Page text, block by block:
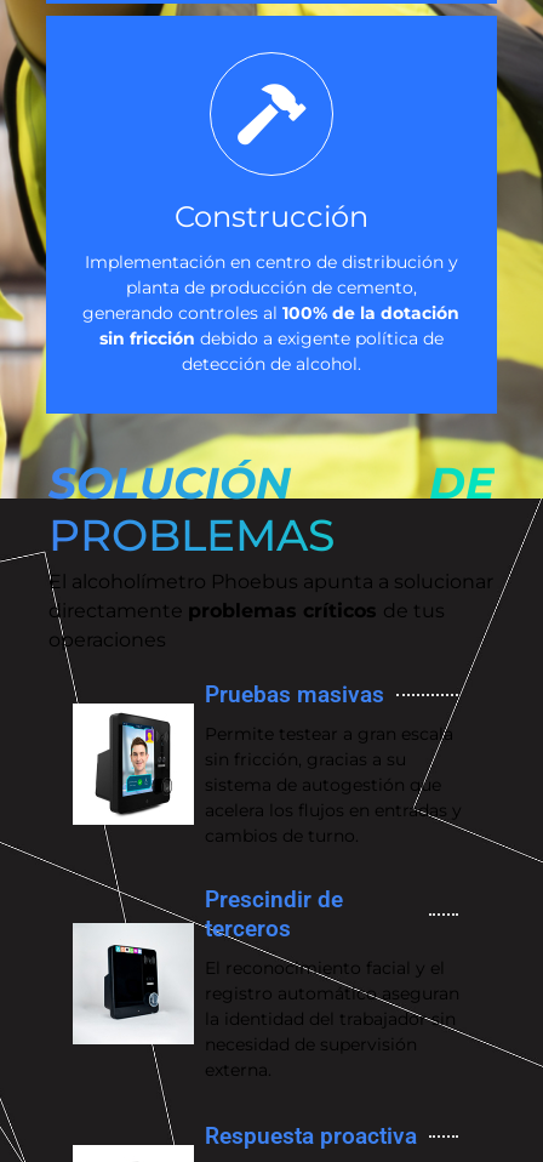
Construcción
Implementación en centro de distribución y
planta de producción de cemento,
generando controles al100% de la dotación
sin fricción debido a exigente política de
detección de alcohol.
SOLUCIÓN DE
PROBLEMAS
El alcoholímetro Phoebus apunta a solucionar
directamente problemas críticos de tus
operaciones
Pruebas masivas
Permite testear a gran escala
sin fricción, gracias a su
sistema de autogestión que
acelera los flujos en entradas y
cambios de turno.
Prescindir de
terceros
El reconocimiento facial y el
registro automático aseguran
la identidad del trabajador sin
necesidad de supervisión
externa.
Respuesta proactiva